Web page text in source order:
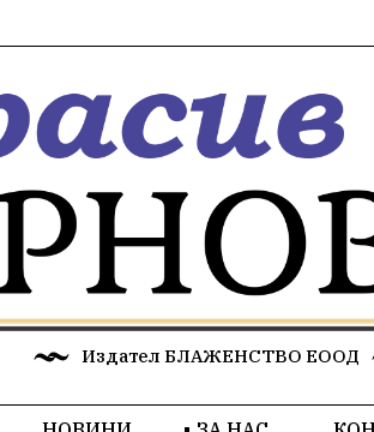
Издател БЛАЖЕНСТВО ЕООД